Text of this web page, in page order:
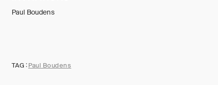
Paul Boudens
TAG：Paul Boudens